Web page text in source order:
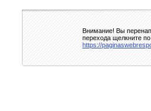
Внимание! Вы
перехода щелкните
https://